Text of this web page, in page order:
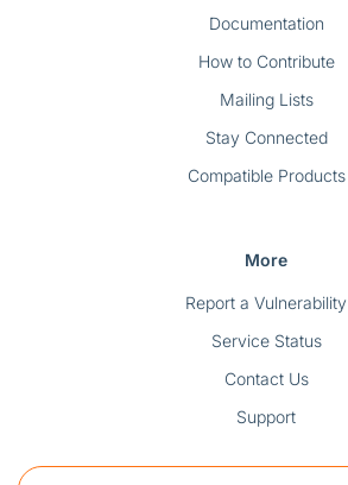
Documentation
How to Contribute
Mailing Lists
Stay Connected
Compatible Products
More
Report a Vulnerability
Service Status
Contact Us
Support